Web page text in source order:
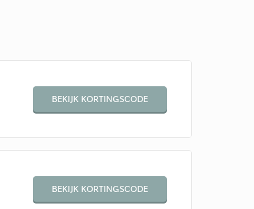
BEKIJK KORTINGSCODE
BEKIJK KORTINGSCODE